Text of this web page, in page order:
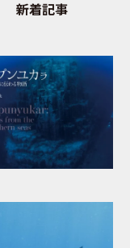
新着記事